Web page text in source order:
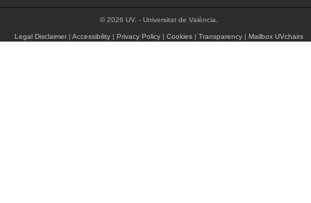
© 2026 UV. - Universitat de València.
Legal Disclaimer| Accessibility| Privacy Policy| Cookies| Transparency| Mailbox UVchairs